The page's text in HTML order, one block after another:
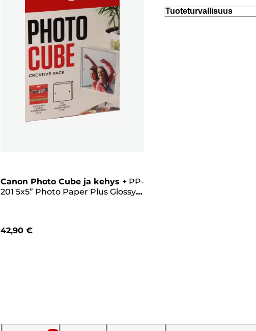
Canon Photo Cube ja kehys + PP-
201 5x5” Photo Paper Plus Glossy II
42,90 €
Tuoteturvallisuus